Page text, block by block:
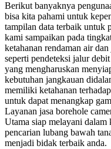
Berikut banyaknya
bisa kita pahami untuk
tampilan data terbaik untuk
kami sampaikan pada
ketahanan rendaman air
seperti pendeteksi jalur
yang mengharuskan
kebutuhan jangkauan
memiliki ketahanan
untuk dapat menangkap
Layanan jasa borehole
Utama siap melayani dalam
pencarian lubang bawah
menjadi bidak terbaik anda.